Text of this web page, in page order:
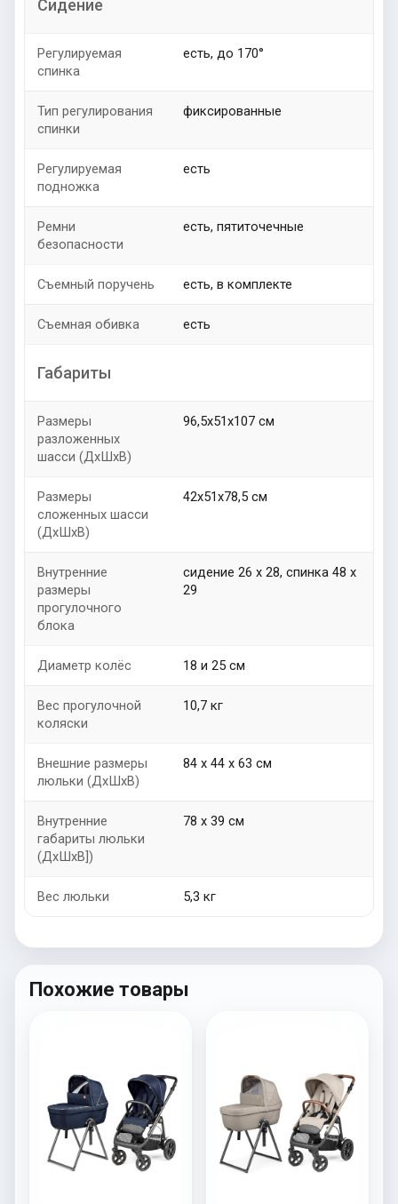
Сидение
Регулируемая
спинка
есть, до 170°
Тип регулирования
спинки
фиксированные
Регулируемая
подножка
есть
Ремни
безопасности
есть, пятиточечные
Съемный поручень есть, в комплекте
Съемная обивка есть
Габариты
Размеры
разложенных
шасси (ДхШхВ)
96,5х51х107 см
Размеры
сложенных шасси
(ДхШхВ)
42х51х78,5 см
Внутренние
размеры
прогулочного
блока
сидение 26 х 28, спинка 48 х
29
Диаметр колёс 18 и 25 см
Вес прогулочной
коляски
10,7 кг
Внешние размеры
люльки (ДхШхВ)
84 х 44 x 63 см
Внутренние
габариты люльки
(ДхШxB])
78 х 39 см
Вес люльки 5,3 кг
Похожие товары